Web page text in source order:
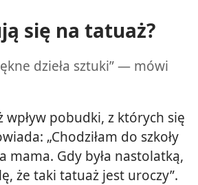
się na tatuaż?
dzieła sztuki” — mówi
pobudki, z których się
„Chodziłam do szkoły
mama. Gdy była nastolatką,
że taki tatuaż jest uroczy”.